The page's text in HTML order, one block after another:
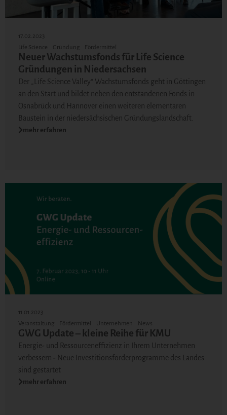
17.02.2023
Life Science
Gründung Fördermittel
Neuer Wachstumsfonds für Life Science
Gründungen in Niedersachsen
Der „Life Science Valley“ Wachstumsfonds geht in Göttingen
an den Start und bildet neben den entstandenen Fonds in
Osnabrück und Hannover einen weiteren elementaren
Baustein in der niedersächsischen Gründungslandschaft.
mehr erfahren
11.01.2023
Veranstaltung
Fördermittel Unternehmen News
GWG Update – kleine Reihe für KMU
Energie- und Ressourceneffizienz in Ihrem Unternehmen
verbessern - Neue Investitionsförderprogramme des Landes
sind gestartet
mehr erfahren